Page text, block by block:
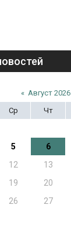
« Август 2026
Ср Чт
5 6
12 13
19 20
26 27